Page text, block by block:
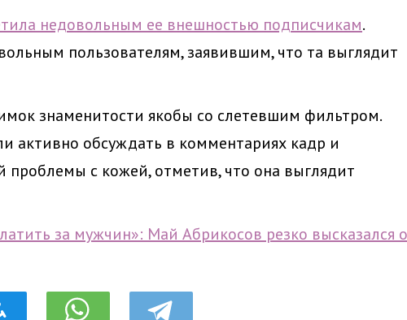
недовольным ее внешностью подписчикам.
пользователям, заявившим, что та выглядит
знаменитости якобы со слетевшим фильтром.
активно обсуждать в комментариях кадр и
проблемы с кожей, отметив, что она выглядит
за мужчин»: Май Абрикосов резко высказался о